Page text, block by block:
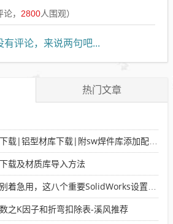
论， 2800人围观）
评论，来说两句吧...
热门文章
铝型材库下载|附sw焊件库添加配置使用教程
载及材质库导入方法
这八个重要SolidWorks设置可以提高你的画图效率
之K因子和折弯扣除表-溪风推荐